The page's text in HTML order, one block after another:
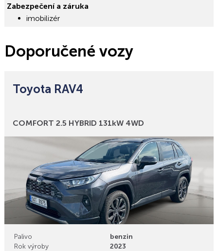
Zabezpečení a záruka
imobilizér
Doporučené vozy
Toyota RAV4
Bonusy
COMFORT 2.5 HYBRID 131kW 4WD
Palivo
benzin
Rok výroby
2023